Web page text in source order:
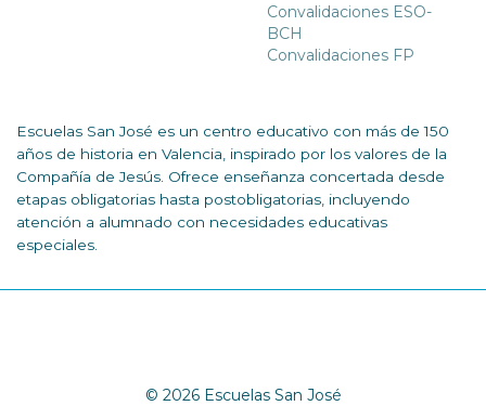
Convalidaciones ESO-
BCH
Convalidaciones FP
Escuelas San José es un centro educativo con más de 150
años de historia en Valencia, inspirado por los valores de la
Compañía de Jesús. Ofrece enseñanza concertada desde
etapas obligatorias hasta postobligatorias, incluyendo
atención a alumnado con necesidades educativas
especiales.
© 2026 Escuelas San José